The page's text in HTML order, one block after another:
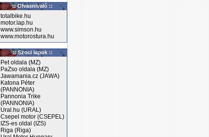
:: Olvasnivaló ::
totalbike.hu
motor.lap.hu
www.simson.hu
www.motorostura.hu
:: Szoci lapok ::
Pet oldala (MZ)
PaZso oldala (MZ)
Jawamania.cz (JAWA)
Katona Péter
(PANNONIA)
Pannonia Trike
(PANNONIA)
Ural.hu (URAL)
Csepel motor (CSEPEL)
IZS-es oldal (IZS)
Riga (Riga)